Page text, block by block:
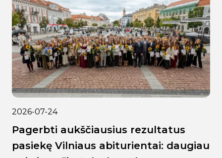
2026-07-24
Pagerbti aukščiausius rezultatus
pasiekę Vilniaus abiturientai: daugiau